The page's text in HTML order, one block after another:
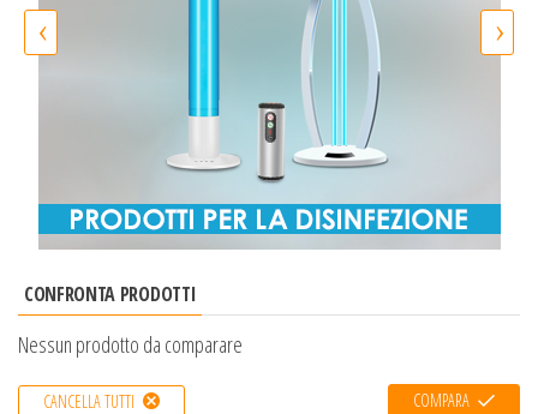
‹ ›
CONFRONTA PRODOTTI
Nessun prodotto da comparare
CANCELLA TUTTI COMPARA